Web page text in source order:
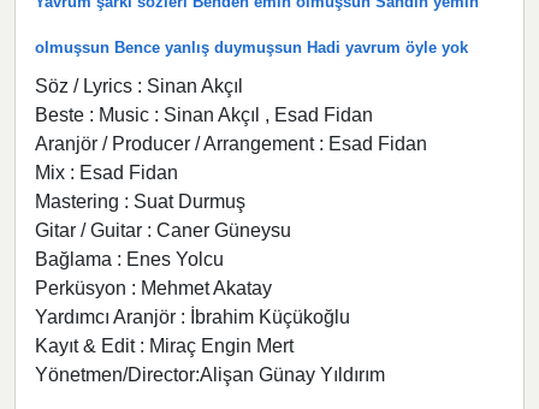
olmuşsun Bence yanlış duymuşsun Hadi yavrum öyle yok
Söz / Lyrics : Sinan Akçıl
Beste : Music : Sinan Akçıl , Esad Fidan
Aranjör / Producer / Arrangement : Esad Fidan
Mix : Esad Fidan
Mastering : Suat Durmuş
Gitar / Guitar : Caner Güneysu
Bağlama : Enes Yolcu
Perküsyon : Mehmet Akatay
Yardımcı Aranjör : İbrahim Küçükoğlu
Kayıt & Edit : Miraç Engin Mert
Yönetmen/Director:Alişan Günay Yıldırım